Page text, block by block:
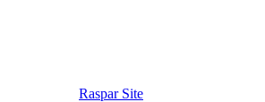
Raspar Site